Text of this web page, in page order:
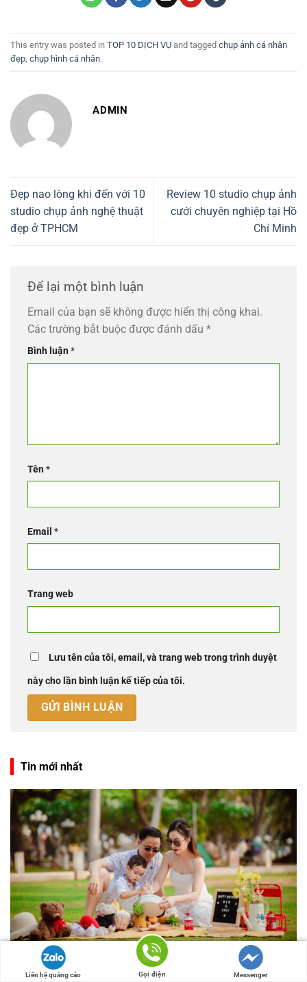
This entry was posted in TOP 10 DỊCH VỤ and tagged chụp ảnh cá nhân
đẹp chụp hình cá nhân.
ADMIN
Đẹp nao lòng khi đến với 10
studio chụp ảnh nghệ thuật
đẹp ở TPHCM
Review 10 studio chụp ảnh
cưới chuyên nghiệp tại Hồ
Chí Minh
Để lại một bình luận
Email của bạn sẽ không được hiển thị công khai.
Các trường bắt buộc được đánh dấu *
Bình luận*
Tên*
Email *
Trang web
Lưu tên của tôi, email, và trang web trong trình duyệt
này cho lần bình luận kế tiếp của tôi.
Tin mới nhất
Rate this post
Top concept chụp ảnh gia đình mùa hè hot nhất
Liên hệ quảng cáo Gọi điện Messenger